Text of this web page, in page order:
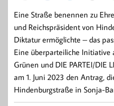
Eine Straße benennen zu
und Reichspräsident von
Diktatur ermöglichte – das
Eine überparteiliche Initiative
Grünen und DIE PARTEI/DIE
am 1. Juni 2023 den Antrag,
Hindenburgstraße in Sonja-